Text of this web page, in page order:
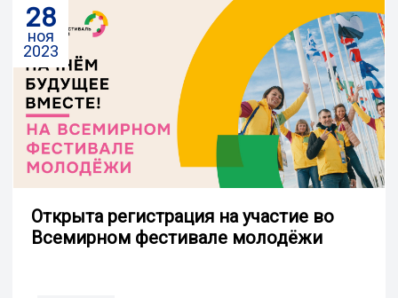
28
ноя
2023
Открыта регистрация на участие во
Всемирном фестивале молодёжи